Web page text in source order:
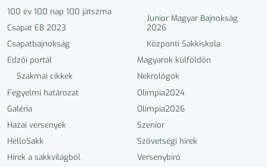
100 év 100 nap 100 játszma
Csapat EB 2023
Csapatbajnokság
Edzői portál
Szakmai cikkek
Fegyelmi határozat
Galéria
Hazai versenyek
HelloSakk
Hírek a sakkvilágból
Junior Magyar Bajnokság
2026
Központi Sakkiskola
Magyarok külföldön
Nekrológok
Olimpia2024
Olimpia2026
Szenior
Szövetségi hírek
Versenybíró